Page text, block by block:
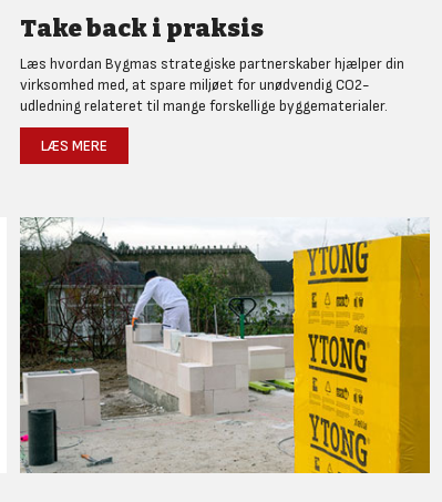
Take back i praksis
Læs hvordan Bygmas strategiske partnerskaber hjælper din
virksomhed med, at spare miljøet for unødvendig CO2-
udledning relateret til mange forskellige byggematerialer.
LÆS MERE